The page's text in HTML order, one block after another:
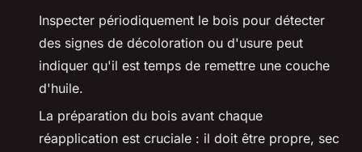
Inspecter périodiquement le bois pour détecter
des signes de décoloration ou d'usure peut
indiquer qu'il est temps de remettre une couche
d'huile.
La préparation du bois avant chaque
réapplication est cruciale : il doit être propre, sec